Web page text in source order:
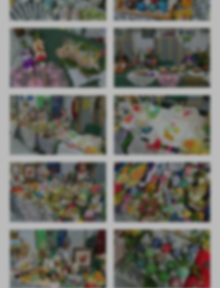
treści w postaci wiadomości, ofert, komunikatów mediów
społecznościowych.